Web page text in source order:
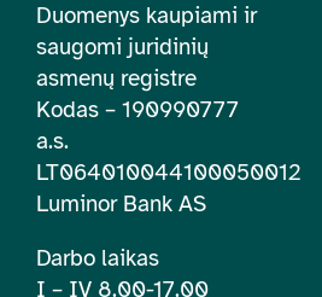
Duomenys kaupiami ir
saugomi juridinių
asmenų registre
Kodas – 190990777
a.s.
LT064010044100050012
Luminor Bank AS
Darbo laikas
I – IV 8.00-17.00